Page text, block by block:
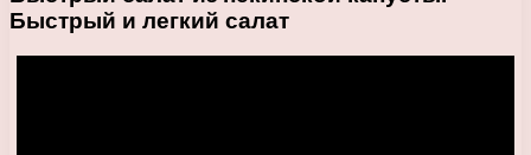
Быстрый и легкий салат